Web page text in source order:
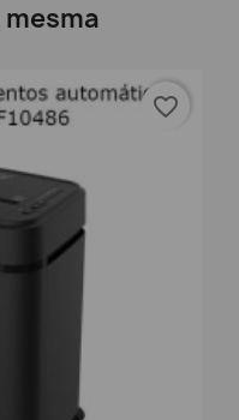
favorite_border